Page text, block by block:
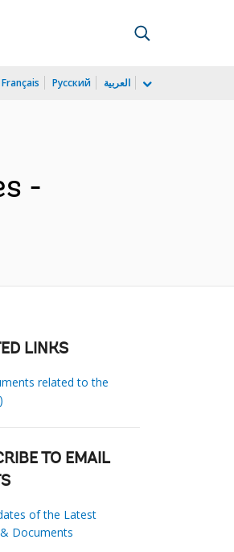
Français Русский العربية
-
LINKS
related to the
TO EMAIL
of the Latest
Documents